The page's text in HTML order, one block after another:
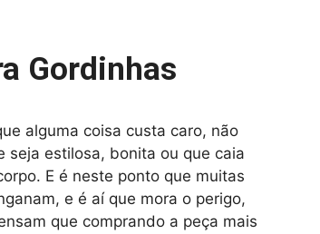
Gordinhas
alguma coisa custa caro, não
seja estilosa, bonita ou que caia
E é neste ponto que muitas
e é aí que mora o perigo,
que comprando a peça mais